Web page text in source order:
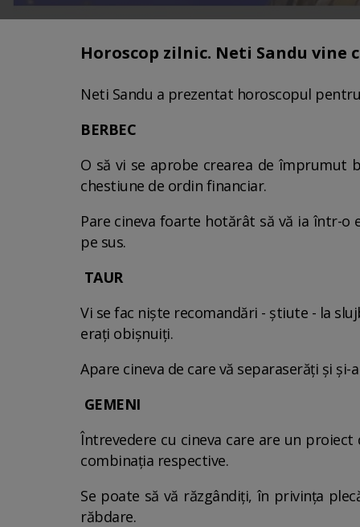
Horoscop zilnic. Neti Sandu
Neti Sandu a prezentat horoscopul
BERBEC
O să vi se aprobe crearea de împrumut
chestiune de ordin financiar.
Pare cineva foarte hotărât să vă ia într-o
pe sus.
TAUR
Vi se fac nişte recomandări - ştiute - la
eraţi obişnuiţi.
Apare cineva de care vă separaserăţi şi
GEMENI
Întrevedere cu cineva care are un
combinaţia respective.
Se poate să vă răzgândiţi, în privinţa
răbdare.